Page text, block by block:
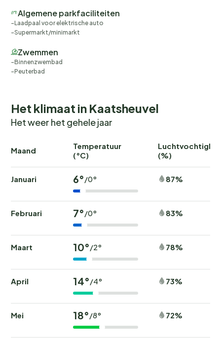
Algemene parkfaciliteiten
Laadpaal voor elektrische auto
Supermarkt/minimarkt
Zwemmen
Binnenzwembad
Peuterbad
Het klimaat in Kaatsheuvel
Het weer het gehele jaar
Maand
Temperatuur
(°C)
(%)
Januari 6°/0° 87%
Februari 7°/0° 83%
Maart 10°/2° 78%
April 14°/4° 73%
Mei 18°/8° 72%